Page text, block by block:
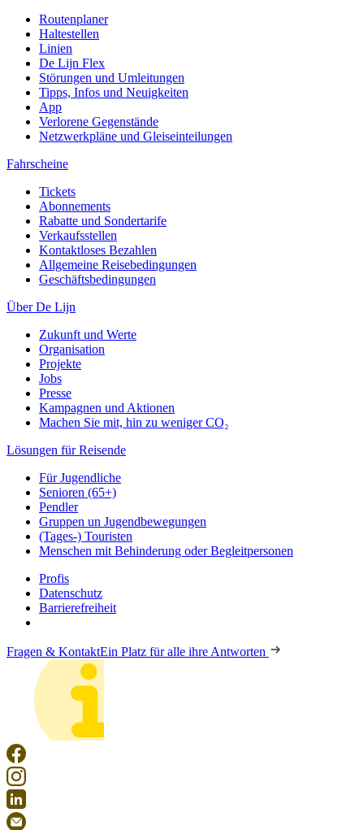
Routenplaner
Haltestellen
Linien
De Lijn Flex
Störungen und Umleitungen
Tipps, Infos und Neuigkeiten
App
Verlorene Gegenstände
Netzwerkpläne und Gleiseinteilungen
Fahrscheine
Tickets
Abonnements
Rabatte und Sondertarife
Verkaufsstellen
Kontaktloses Bezahlen
Allgemeine Reisebedingungen
Geschäftsbedingungen
Über De Lijn
Zukunft und Werte
Organisation
Projekte
Jobs
Presse
Kampagnen und Aktionen
Machen Sie mit, hin zu weniger CO₂
Lösungen für Reisende
Für Jugendliche
Senioren (65+)
Pendler
Gruppen un Jugendbewegungen
(Tages-) Touristen
Menschen mit Behinderung oder Begleitpersonen
Profis
Datenschutz
Barrierefreiheit
Fragen & KontaktEin Platz für alle ihre Antworten